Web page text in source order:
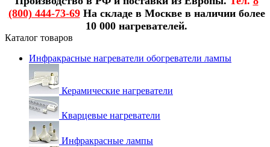
(800) 444-73-69На складе в Москве в наличии более
10 000 нагревателей.
Каталог товаров
Инфракрасные нагреватели обогреватели лампы
Керамические нагреватели
Кварцевые нагреватели
Инфракрасные лампы